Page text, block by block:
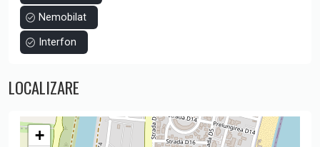
Nemobilat
Interfon
LOCALIZARE
+